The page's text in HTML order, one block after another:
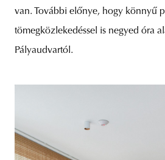
van. További előnye, hogy könnyű
tömegközlekedéssel is negyed óra
Pályaudvartól.